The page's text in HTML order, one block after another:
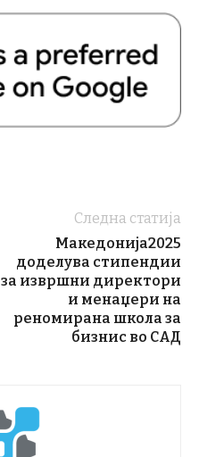
Следна статија
Македонија2025
доделува стипендии
за извршни директори
и менаџери на
реномирана школа за
бизнис во САД